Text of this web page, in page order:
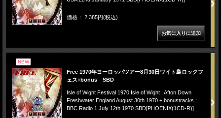
価格： 2,385円(税込)
NEW
Free 1970年ヨーロッパツアー8月30日ワイト島ロックフ
ェス+bonus SBD
Isle of Wight Festival 1970 Isle of Wight : Afton Down
Freshwater England August 30th 1970 + bonustracks :
BBC Radio 1 July 12th 1970 SBD[PHOENIX(1CD-R)]